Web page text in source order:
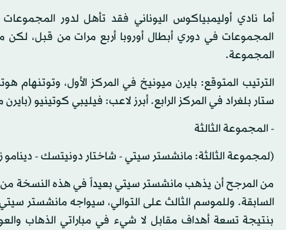
أما نادي أوليمبياكوس اليوناني فقد تأهل لدور
المجموعات في دوري أبطال أوروبا أربع مرات من قبل،
المجموعة.
الترتيب المتوقع: بايرن ميونيخ في المركز الأول، وتوتنهام
ستار بلغراد في المركز الرابع. أبرز لاعب: فيليبي كوتينيو
- المجموعة الثالثة
(لمجموعة الثالثة: مانشستر سيتي - شاختار دونيتسك - دينامو
من المرجح أن يذهب مانشستر سيتي بعيداً في هذه النسخة من
بنتيجة تسعة أهداف مقابل لا شيء في مباراتي الذهاب